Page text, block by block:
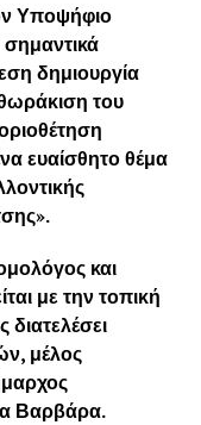
Υποψήφιο
δημιουργία
του
ευαίσθητο θέμα
και
με την τοπική
μέλος
Βαρβάρα.